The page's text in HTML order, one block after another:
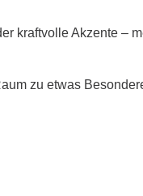
kraftvolle Akzente –
zu etwas